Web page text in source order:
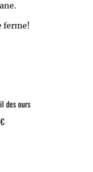
ferme!
des ours